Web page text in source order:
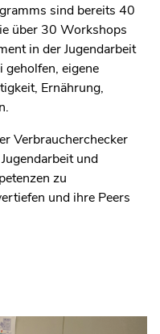
sind bereits 40
über 30 Workshops
in der Jugendarbeit
geholfen, eigene
Ernährung,
Verbraucherchecker
und
zu
und ihre Peers